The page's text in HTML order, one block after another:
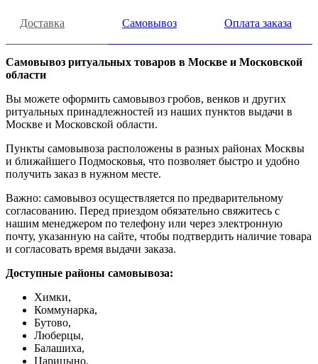
Доставка Самовывоз Оплата заказа
Самовывоз ритуальных товаров в Москве и Московской
области
Вы можете оформить самовывоз гробов, венков и других
ритуальных принадлежностей из наших пунктов выдачи в
Москве и Московской области.
Пункты самовывоза расположены в разных районах Москвы
и ближайшего Подмосковья, что позволяет быстро и удобно
получить заказ в нужном месте.
Важно: самовывоз осуществляется по предварительному
согласованию. Перед приездом обязательно свяжитесь с
нашим менеджером по телефону или через электронную
почту, указанную на сайте, чтобы подтвердить наличие товара
и согласовать время выдачи заказа.
Доступные районы самовывоза:
Химки,
Коммунарка,
Бутово,
Люберцы,
Балашиха,
Царицыно,